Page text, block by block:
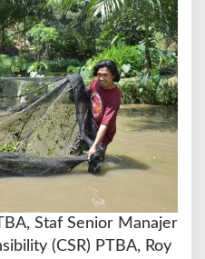
Staf Senior Manajer
(CSR) PTBA, Roy